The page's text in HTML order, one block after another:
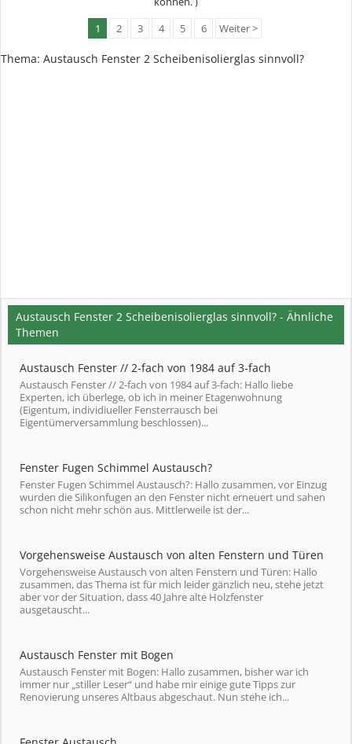
1
2 3 4 5 6 Weiter >
Thema: Austausch Fenster 2 Scheibenisolierglas sinnvoll?
Austausch Fenster 2 Scheibenisolierglas sinnvoll? - Ähnliche
Themen
Austausch Fenster // 2-fach von 1984 auf 3-fach
Austausch Fenster // 2-fach von 1984 auf 3-fach: Hallo liebe
Experten, ich überlege, ob ich in meiner Etagenwohnung
(Eigentum, individiueller Fensterrausch bei
Eigentümerversammlung beschlossen)...
Fenster Fugen Schimmel Austausch?
Fenster Fugen Schimmel Austausch?: Hallo zusammen, vor Einzug
wurden die Silikonfugen an den Fenster nicht erneuert und sahen
schon nicht mehr schön aus. Mittlerweile ist der...
Vorgehensweise Austausch von alten Fenstern und Türen
Vorgehensweise Austausch von alten Fenstern und Türen: Hallo
zusammen, das Thema ist für mich leider gänzlich neu, stehe jetzt
aber vor der Situation, dass 40 Jahre alte Holzfenster
ausgetauscht...
Austausch Fenster mit Bogen
Austausch Fenster mit Bogen: Hallo zusammen, bisher war ich
immer nur „stiller Leser“ und habe mir einige gute Tipps zur
Renovierung unseres Altbaus abgeschaut. Nun stehe ich...